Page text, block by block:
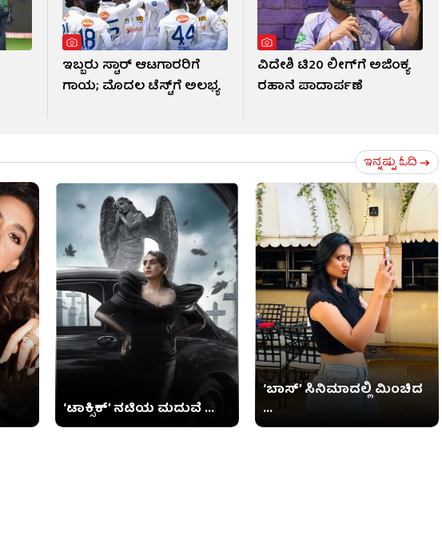
ಇಬ್ಬರು ಸ್ಟಾರ್ ಆಟಗಾರರಿಗೆ
ಗಾಯ; ಮೊದಲ ಟೆಸ್ಟ್​ಗೆ ಅಲಭ್ಯ
ವಿದೇಶಿ ಟಿ20 ಲೀಗ್​ಗೆ ಅಜಿಂಕ್ಯ
ರಹಾನೆ ಪಾದಾರ್ಪಣೆ
ಇನ್ನಷ್ಟು ಓದಿ
‘ಟಾಕ್ಸಿಕ್’ ನಟಿಯ ಮದುವೆ ...
‘ಬಾಸ್’ ಸಿನಿಮಾದಲ್ಲಿ ಮಿಂಚಿದ
...